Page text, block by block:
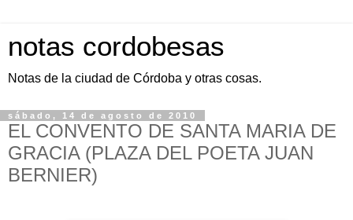
notas cordobesas
Notas de la ciudad de Córdoba y otras cosas.
sábado, 14 de agosto de 2010
EL CONVENTO DE SANTA MARIA DE
GRACIA (PLAZA DEL POETA JUAN
BERNIER)